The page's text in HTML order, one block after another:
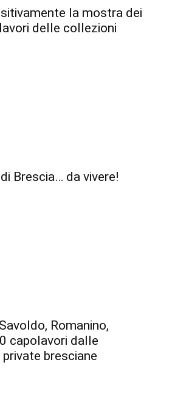
la mostra dei
delle collezioni
Brescia… da vivere!
Romanino,
capolavori dalle
bresciane